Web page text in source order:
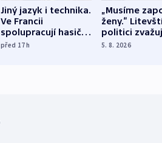
Jiný jazyk i technika.
Ve Francii
spolupracují hasiči z
různých zemí
před 17h
„Musíme
ženy.“
politici
dohodu o
5. 8. 2026